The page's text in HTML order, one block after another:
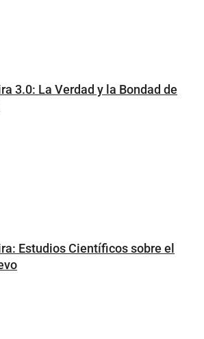
3.0: La Verdad y la Bondad de
Estudios Científicos sobre el